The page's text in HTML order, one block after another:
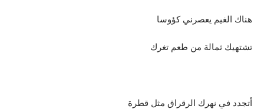
هناك الغيم يعصرني كؤوسا
تشتهيك ثمالة من طعم تغرك
أتجدد في نهرك الرقراق مثل قطرة